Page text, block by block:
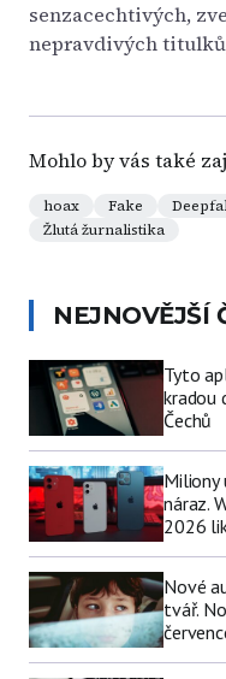
senzacechtivých,
nepravdivých
Mohlo by vás také
hoax Fake
Žlutá žurnalistika
NEJNOVĚJŠÍ
Tyto
kradou
Čechů
Miliony
náraz.
2026
Nové
tvář.